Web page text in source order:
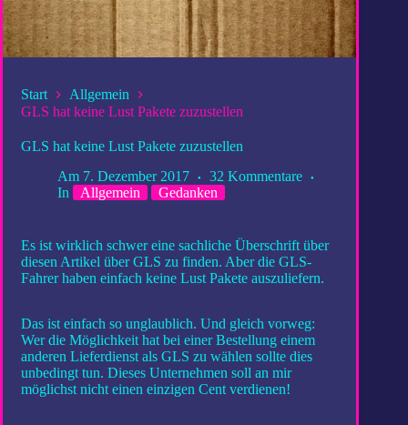
Start
Allgemein
GLS hat keine Lust Pakete zuzustellen
GLS hat keine Lust Pakete zuzustellen
Am 7. Dezember 2017
32 Kommentare
In
Allgemein Gedanken
Es ist wirklich schwer eine sachliche Überschrift über
diesen Artikel über GLS zu finden. Aber die GLS-
Fahrer haben einfach keine Lust Pakete auszuliefern.
Das ist einfach so unglaublich. Und gleich vorweg:
Wer die Möglichkeit hat bei einer Bestellung einem
anderen Lieferdienst als GLS zu wählen sollte dies
unbedingt tun. Dieses Unternehmen soll an mir
möglichst nicht einen einzigen Cent verdienen!